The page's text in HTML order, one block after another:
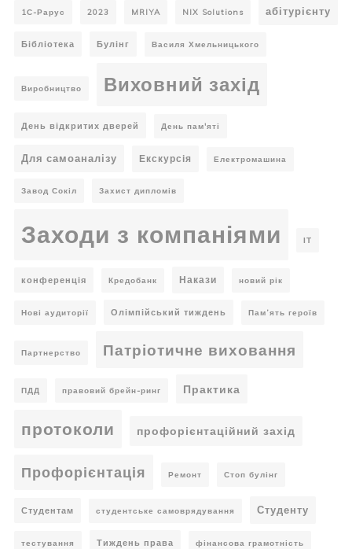
1С-Рарус 2023 MRIYA NIX Solutions абітурієнту
Бібліотека Булінг Василя Хмельницького
Виробництво Виховний захід
День відкритих дверей День пам'яті
Для самоаналізу Екскурсія Електромашина
Завод Сокіл Захист дипломів
Заходи з компаніями ІТ
конференція Кредобанк Накази новий рік
Нові аудиторії Олімпійський тиждень Пам’ять героїв
Партнерство Патріотичне виховання
ПДД правовий брейн-ринг Практика
протоколи профорієнтаційний захід
Профорієнтація Ремонт Стоп булінг
Студентам студентське самоврядування Студенту
тестування Тиждень права фінансова грамотність